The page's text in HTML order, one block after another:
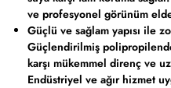
ve profesyonel görünüm
Güçlü ve sağlam yapısı ile
Güçlendirilmiş
karşı mükemmel direnç ve
Endüstriyel ve ağır hizmet